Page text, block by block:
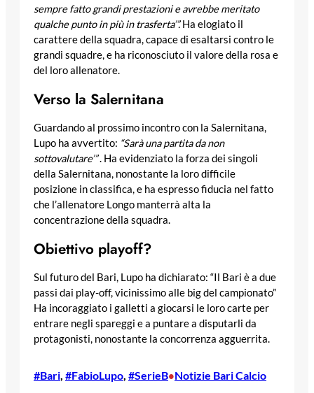
sempre fatto grandi prestazioni e avrebbe meritato
qualche punto in più in trasferta’”.Ha elogiato il
carattere della squadra, capace di esaltarsi contro le
grandi squadre, e ha riconosciuto il valore della rosa e
del loro allenatore.
Verso la Salernitana
Guardando al prossimo incontro con la Salernitana,
Lupo ha avvertito: “Sarà una partita da non
sottovalutare’”. Ha evidenziato la forza dei singoli
della Salernitana, nonostante la loro difficile
posizione in classifica, e ha espresso fiducia nel fatto
che l’allenatore Longo manterrà alta la
concentrazione della squadra.
Obiettivo playoff?
Sul futuro del Bari, Lupo ha dichiarato: “Il Bari è a due
passi dai play-off, vicinissimo alle big del campionato”
Ha incoraggiato i galletti a giocarsi le loro carte per
entrare negli spareggi e a puntare a disputarli da
protagonisti, nonostante la concorrenza agguerrita.
#Bari #FabioLupo #SerieB•Notizie Bari Calcio